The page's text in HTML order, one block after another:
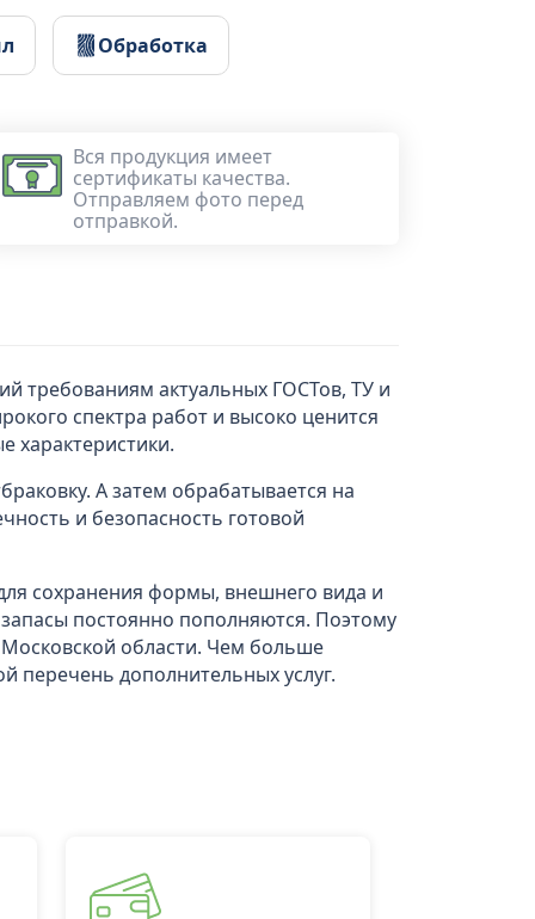
Обработка
Вся продукция имеет
сертификаты качества.
Отправляем фото перед
отправкой.
требованиям актуальных ГОСТов, ТУ и
спектра работ и высоко ценится
характеристики.
А затем обрабатывается на
и безопасность готовой
сохранения формы, внешнего вида и
постоянно пополняются. Поэтому
области. Чем больше
перечень дополнительных услуг.